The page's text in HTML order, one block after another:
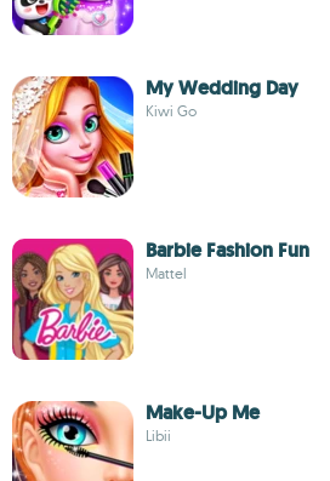
My Wedding Day
Kiwi Go
Barbie Fashion Fun
Mattel
Make-Up Me
Libii